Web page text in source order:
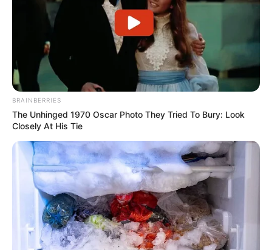
Auf einigen Seiten dieses Projektes sind Affiliate-
Angebote integriert. Wenn etwas darüber gebucht oder
gekauft wird, ist das eine Unterstützung, ohne dass sich
dadurch der Preis ändert.
BRAINBERRIES
The Unhinged 1970 Oscar Photo They Tried To Bury: Look
Closely At His Tie